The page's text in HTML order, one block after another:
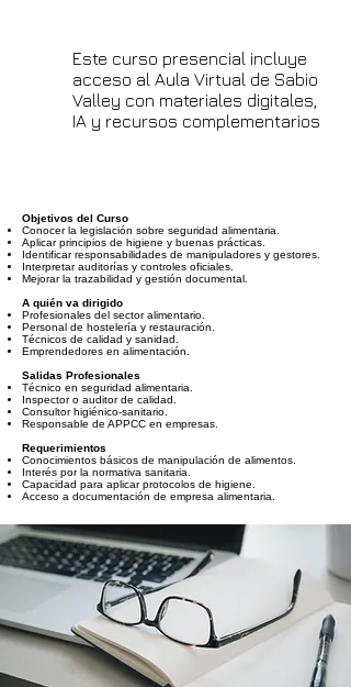
Este curso presencial incluye
acceso al Aula Virtual de Sabio
Valley con materiales digitales,
IA y recursos complementarios
Objetivos del Curso
Conocer la legislación sobre seguridad alimentaria.
Aplicar principios de higiene y buenas prácticas.
Identificar responsabilidades de manipuladores y gestores.
Interpretar auditorías y controles oficiales.
Mejorar la trazabilidad y gestión documental.
A quién va dirigido
Profesionales del sector alimentario.
Personal de hostelería y restauración.
Técnicos de calidad y sanidad.
Emprendedores en alimentación.
Salidas Profesionales
Técnico en seguridad alimentaria.
Inspector o auditor de calidad.
Consultor higiénico-sanitario.
Responsable de APPCC en empresas.
Requerimientos
Conocimientos básicos de manipulación de alimentos.
Interés por la normativa sanitaria.
Capacidad para aplicar protocolos de higiene.
Acceso a documentación de empresa alimentaria.